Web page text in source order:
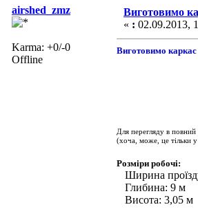
airshed_zmz
Karma: +0/-0
Offline
Виготовимо
« : 02.09.2013,
Виготовимо каркас
Для перегляду в
(хоча, може, це тільки
Розміри робочі:
Ширина
Глибина: 9 м
Висота: 3,05 м